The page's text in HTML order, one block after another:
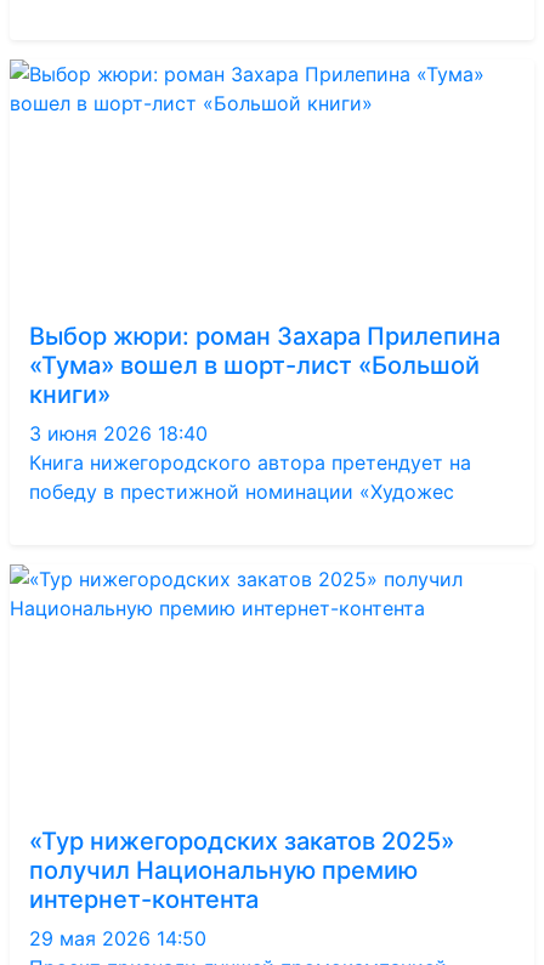
Выбор жюри: роман Захара Прилепина
«Тума» вошел в шорт-лист «Большой
книги»
3 июня 2026 18:40
Книга нижегородского автора претендует на
победу в престижной номинации «Художес
«Тур нижегородских закатов 2025»
получил Национальную премию
интернет-контента
29 мая 2026 14:50